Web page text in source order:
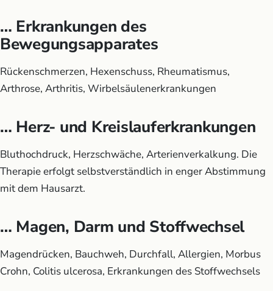
… Erkrankungen des
Bewegungsapparates
Rückenschmerzen, Hexenschuss, Rheumatismus,
Arthrose, Arthritis, Wirbelsäulenerkrankungen
… Herz- und Kreislauferkrankungen
Bluthochdruck, Herzschwäche, Arterienverkalkung. Die
Therapie erfolgt selbstverständlich in enger Abstimmung
mit dem Hausarzt.
… Magen, Darm und Stoffwechsel
Magendrücken, Bauchweh, Durchfall, Allergien, Morbus
Crohn, Colitis ulcerosa, Erkrankungen des Stoffwechsels